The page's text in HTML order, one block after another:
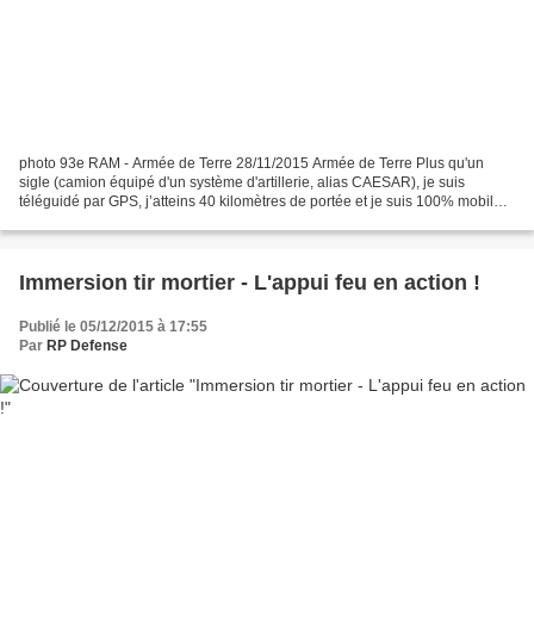
photo 93e RAM - Armée de Terre 28/11/2015 Armée de Terre Plus qu'un
sigle (camion équipé d'un système d'artillerie, alias CAESAR), je suis
téléguidé par GPS, j’atteins 40 kilomètres de portée et je suis 100% mobile.
Immersion tir mortier - L'appui feu en action !
Publié le 05/12/2015 à 17:55
Par RP Defense